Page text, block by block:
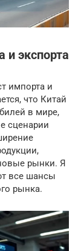
и экспорта
импорта и
что Китай
в мире,
сценарии
рынки. Я
все шансы
рынка.